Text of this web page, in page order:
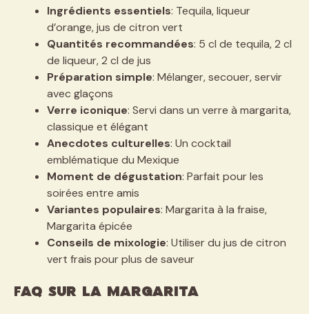
Ingrédients essentiels: Tequila, liqueur
d’orange, jus de citron vert
Quantités recommandées: 5 cl de tequila, 2 cl
de liqueur, 2 cl de jus
Préparation simple: Mélanger, secouer, servir
avec glaçons
Verre iconique: Servi dans un verre à margarita,
classique et élégant
Anecdotes culturelles: Un cocktail
emblématique du Mexique
Moment de dégustation: Parfait pour les
soirées entre amis
Variantes populaires: Margarita à la fraise,
Margarita épicée
Conseils de mixologie: Utiliser du jus de citron
vert frais pour plus de saveur
FAQ sur la Margarita